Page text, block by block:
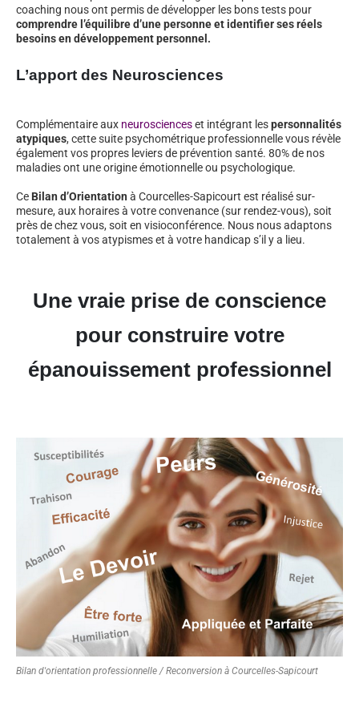
coaching nous ont permis de développer les bons tests pour
comprendre l’équilibre d’une personne et identifier ses réels
besoins en développement personnel.
L’apport des Neurosciences
Complémentaire aux neuroscienceset intégrant lespersonnalités
atypiques, cette suite psychométrique professionnelle vous révèle
également vos propres leviers de prévention santé. 80% de nos
maladies ont une origine émotionnelle ou psychologique.
Ce Bilan d’Orientation à Courcelles-Sapicourt est réalisé sur-
mesure, aux horaires à votre convenance (sur rendez-vous), soit
près de chez vous, soit en visioconférence. Nous nous adaptons
totalement à vos atypismes et à votre handicap s’il y a lieu.
Une vraie prise de conscience
pour construire votre
épanouissement professionnel
Bilan d'orientation professionnelle / Reconversion à Courcelles-Sapicourt